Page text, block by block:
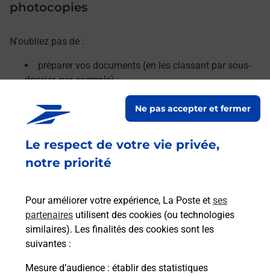
Le respect de votre vie privée,
notre priorité
Pour améliorer votre expérience, La Poste et ses
partenaires utilisent des cookies (ou technologies
similaires). Les finalités des cookies sont les
suivantes :
Mesure d’audience : établir des statistiques
Ne pas accepter et fermer
photocopies
N'oubliez pas de :
préparer vos documents (en les classant par sous-
dossier, par exemple) ;
retirer les agrafes, trombones et décorner vos pages.
Le lien s'ouvre dans un nouvel onglet
Services
En savoir plus